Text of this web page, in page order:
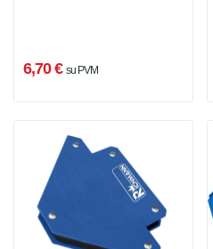
6,70 € su PVM